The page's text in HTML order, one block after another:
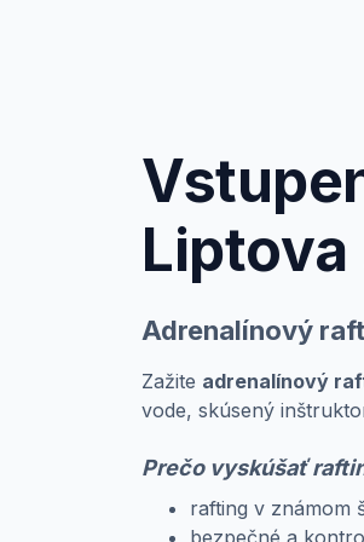
Liptova
Adrenalínový
Zažite adrenalínový
vode, skúsený
Prečo vyskúšať
rafting v známom